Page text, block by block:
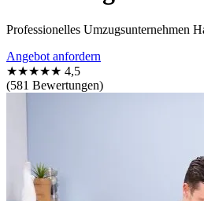
Professionelles Umzugsunternehmen
Angebot anfordern
★★★★★ 4,5
(581 Bewertungen)